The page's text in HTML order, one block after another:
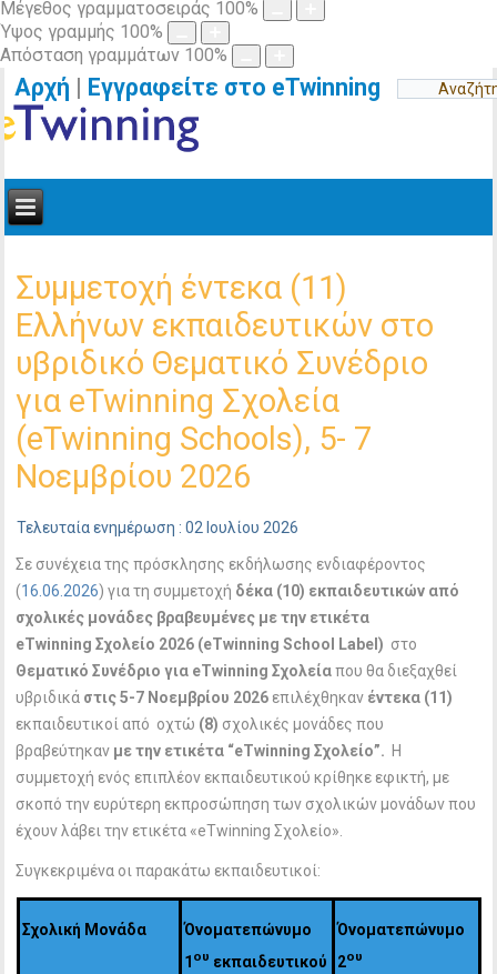
Μέγεθος γραμματοσειράς 100%
Ύψος γραμμής 100%
Απόσταση γραμμάτων 100%
Αρχή | Εγγραφείτε στο eTwinning
Συμμετοχή έντεκα (11)
Ελλήνων εκπαιδευτικών στο
υβριδικό Θεματικό Συνέδριο
για eTwinning Σχολεία
(eTwinning Schools), 5- 7
Νοεμβρίου 2026
Τελευταία ενημέρωση : 02 Ιουλίου 2026
Σε συνέχεια της πρόσκλησης εκδήλωσης ενδιαφέροντος
(16.06.2026) για τη συμμετοχή δέκα (10) εκπαιδευτικών από
σχολικές μονάδες βραβευμένες με την ετικέτα
eTwinning Σχολείο 2026 (eTwinning School Label) στο
Θεματικό Συνέδριο για eTwinning Σχολείαπου θα διεξαχθεί
υβριδικά στις 5-7 Νοεμβρίου 2026 επιλέχθηκαν έντεκα (11)
εκπαιδευτικοί από οχτώ (8) σχολικές μονάδες που
βραβεύτηκαν με την ετικέτα “eTwinning Σχολείο”. Η
συμμετοχή ενός επιπλέον εκπαιδευτικού κρίθηκε εφικτή, με
σκοπό την ευρύτερη εκπροσώπηση των σχολικών μονάδων που
έχουν λάβει την ετικέτα «eTwinning Σχολείο».
Συγκεκριμένα οι παρακάτω εκπαιδευτικοί:
Σχολική Μονάδα
Όνοματεπώνυμο
1 ου εκπαιδευτικού
Όνοματεπώνυμο
2ου